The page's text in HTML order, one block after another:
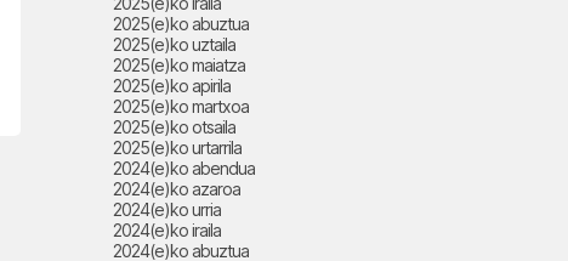
2025(e)ko abuztua
2025(e)ko uztaila
2025(e)ko maiatza
2025(e)ko apirila
2025(e)ko martxoa
2025(e)ko otsaila
2025(e)ko urtarrila
2024(e)ko abendua
2024(e)ko azaroa
2024(e)ko urria
2024(e)ko iraila
2024(e)ko abuztua